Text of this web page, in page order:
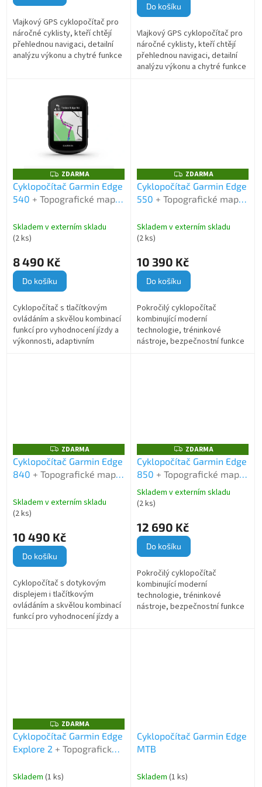
z
5
hvězdiček.
Vlajkový GPS cyklopočítač pro
náročné cyklisty, kteří chtějí
přehlednou navigaci, detailní
analýzu výkonu a chytré funkce
5,0
z
hvězdiček.
Do košíku
Vlajkový GPS cyklopočítač pro
náročné cyklisty, kteří chtějí
přehlednou navigaci, detailní
analýzu výkonu a chytré funkce
Z
D
A
R
M
ZDARMA
Cyklopočítač Garmin Edge
540 + Topografické mapy
Pro
Skladem v externím skladu
(2 ks)
8 490 Kč
Do košíku
Cyklopočítač s tlačítkovým
ovládáním a skvělou kombinací
funkcí pro vyhodnocení jízdy a
výkonnosti, adaptivním
Z
D
A
R
M
ZDARMA
Cyklopočítač Garmin Edge
550 + Topografické mapy
Skladem v externím skladu
(2 ks)
10 390 Kč
Do košíku
Pokročilý cyklopočítač
kombinující moderní
technologie, tréninkové
nástroje, bezpečnostní funkce
Z
D
A
R
M
ZDARMA
Cyklopočítač Garmin Edge
840 + Topografické mapy
Pro
Skladem v externím skladu
(2 ks)
10 490 Kč
Do košíku
Cyklopočítač s dotykovým
displejem i tlačítkovým
ovládáním a skvělou kombinací
funkcí pro vyhodnocení jízdy a
Z
D
A
R
M
A
ZDARMA
Cyklopočítač Garmin Edge
850 + Topografické mapy
Garmin TOPO CZECH Pro
Průměrné
hodnocení
produktu
je
5,0
z
hvězdiček.
Skladem v externím skladu
(2 ks)
12 690 Kč
Do košíku
Pokročilý cyklopočítač
kombinující moderní
technologie, tréninkové
nástroje, bezpečnostní funkce
Z
D
A
R
ZDARMA
Cyklopočítač Garmin Edge
Explore 2 + Topografické
V5 Pro
Skladem (1 ks)
Cyklopočítač Garmin Edge
MTB
Skladem (1 ks)